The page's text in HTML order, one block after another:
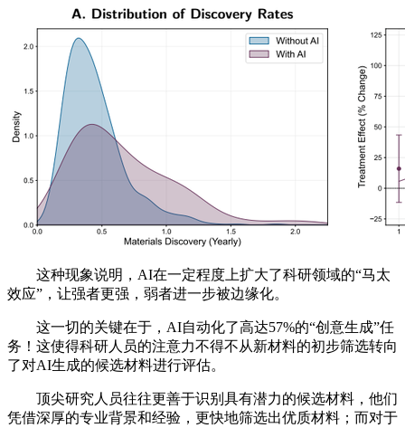
这种现象说明，AI在一定程度上扩大了科研领域的“马太
效应”，让强者更强，弱者进一步被边缘化。
这一切的关键在于，AI自动化了高达57%的“创意生成”任
务！这使得科研人员的注意力不得不从新材料的初步筛选转向
了对AI生成的候选材料进行评估。
顶尖研究人员往往更善于识别具有潜力的候选材料，他们
凭借深厚的专业背景和经验，更快地筛选出优质材料；而对于